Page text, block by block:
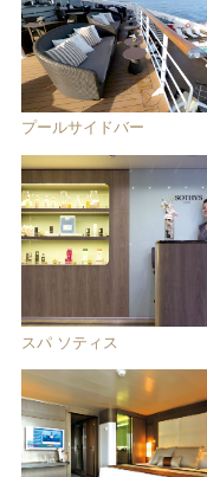
プールサイドバー
スパ ソティス